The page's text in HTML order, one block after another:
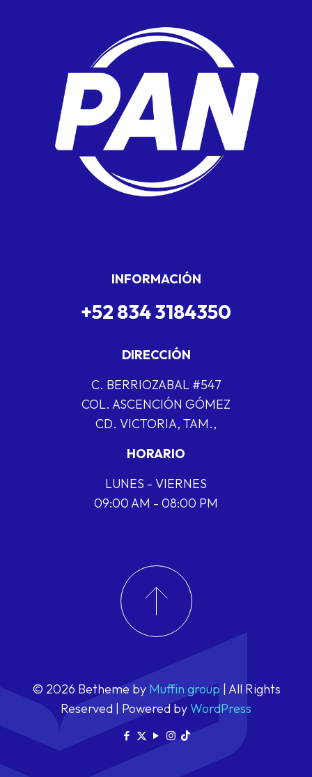
INFORMACIÓN
+52 834 3184350
DIRECCIÓN
C. BERRIOZABAL #547
COL. ASCENCIÓN GÓMEZ
CD. VICTORIA, TAM.,
HORARIO
LUNES - VIERNES
09:00 AM - 08:00 PM
© 2026 Betheme by Muffin group | All Rights
Reserved | Powered byWordPress